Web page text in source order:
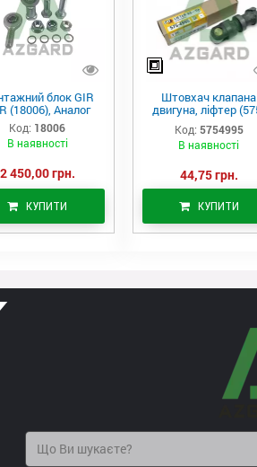
блок GIR
(18006), Аналог
Код: 18006
В наявності
2 450,00 грн.
КУПИТИ
Штовхач клапана
двигуна, ліфтер
4995)
Код: 5754995
В наявності
44,75 грн.
КУПИТИ